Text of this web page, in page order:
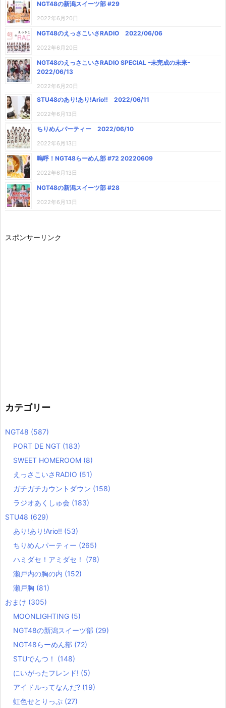
NGT48の新潟スイーツ部 #29
2022年6月20日
NGT48のえっさこいさRADIO 2022/06/06
2022年6月20日
NGT48のえっさこいさRADIO SPECIAL ｰ未完成の未来ｰ
2022/06/13
2022年6月20日
STU48のあり!あり!Ario!! 2022/06/11
2022年6月13日
ちりめんパーティー 2022/06/10
2022年6月13日
嗚呼！NGT48らーめん部 #72 20220609
2022年6月13日
NGT48の新潟スイーツ部 #28
2022年6月13日
スポンサーリンク
カテゴリー
NGT48 (587)
PORT DE NGT (183)
SWEET HOMEROOM (8)
えっさこいさRADIO (51)
ガチガチカウントダウン (158)
ラジオあくしゅ会 (183)
STU48 (629)
あり!あり!Ario!! (53)
ちりめんパーティー (265)
ハミダセ！アミダセ！ (78)
瀬戸内の胸の内 (152)
瀬戸胸 (81)
おまけ (305)
MOONLIGHTING (5)
NGT48の新潟スイーツ部 (29)
NGT48らーめん部 (72)
STUでんつ！ (148)
にいがったフレンド! (5)
アイドルってなんだ? (19)
虹色せとりっぷ (27)